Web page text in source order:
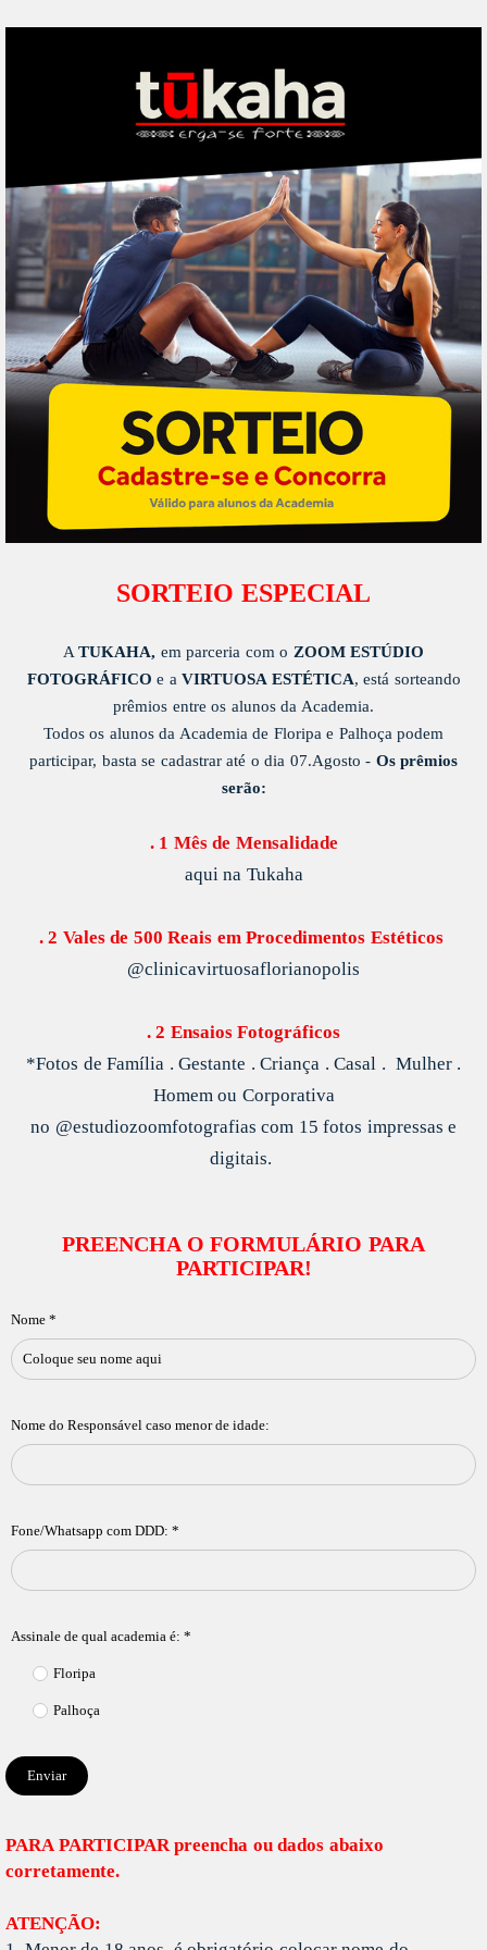
SORTEIO ESPECIAL
ATUKAHA, em parceria com o ZOOM ESTÚDIO
FOTOGRÁFICO e a VIRTUOSA ESTÉTICA, está sorteando
prêmios entre os alunos da Academia.
Todos os alunos da Academia de Floripa e Palhoça podem
participar, basta se cadastrar até o dia 07.Agosto - Os prêmios
serão:
. 1 Mês de Mensalidade
aqui na Tukaha
. 2 Vales de 500 Reais emProcedimentos Estéticos
@clinicavirtuosaflorianopolis
. 2 Ensaios Fotográficos
*Fotos de Família . Gestante . Criança . Casal . Mulher .
Homem ou Corporativa
no @estudiozoomfotografias com 15 fotos impressas e
digitais.
PREENCHA O FORMULÁRIO PARA
PARTICIPAR!
Nome *
Nome do Responsável caso menor de idade:
Fone/Whatsapp com DDD: *
Assinale de qual academia é: *
Floripa
Palhoça
Enviar
PARA PARTICIPAR preencha ou dados abaixo
corretamente.
ATENÇÃO: